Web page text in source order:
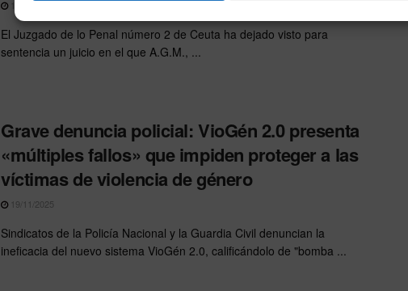
10/12/2025
El Juzgado de lo Penal número 2 de Ceuta ha dejado visto para
sentencia un juicio en el que A.G.M., ...
Grave denuncia policial: VioGén 2.0 presenta
«múltiples fallos» que impiden proteger a las
víctimas de violencia de género
19/11/2025
Sindicatos de la Policía Nacional y la Guardia Civil denuncian la
ineficacia del nuevo sistema VioGén 2.0, calificándolo de "bomba ...